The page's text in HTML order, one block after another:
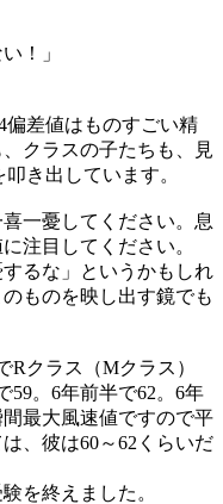
！」
偏差値はものすごい精
クラスの子たちも、見
き出しています。
一憂してください。息
注目してください。
るな」というかもしれ
ものを映し出す鏡でも
クラス（Mクラス）
59。6年前半で62。6年
最大風速値ですので平
、彼は60～62くらいだ
を終えました。